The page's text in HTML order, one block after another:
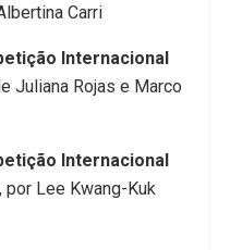
Carri
Internacional
Juliana Rojas e Marco
Internacional
por Lee Kwang-Kuk